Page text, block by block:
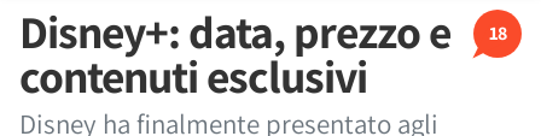
18
Disney+: data, prezzo e
contenuti esclusivi
Disney ha finalmente presentato agli